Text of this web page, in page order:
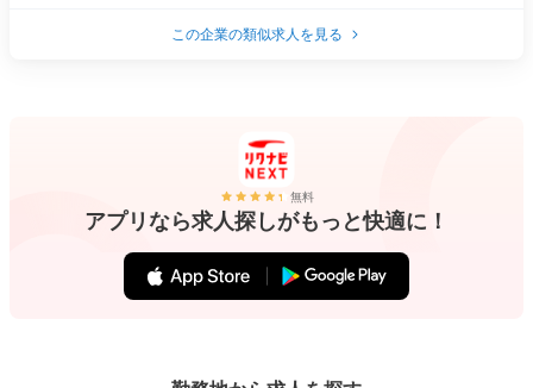
この企業の類似求人を見る
無料
アプリなら求人探しがもっと快適に！